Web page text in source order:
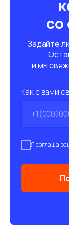
со
Задайте
и мы
Как с вами
Ясоглашаюсь